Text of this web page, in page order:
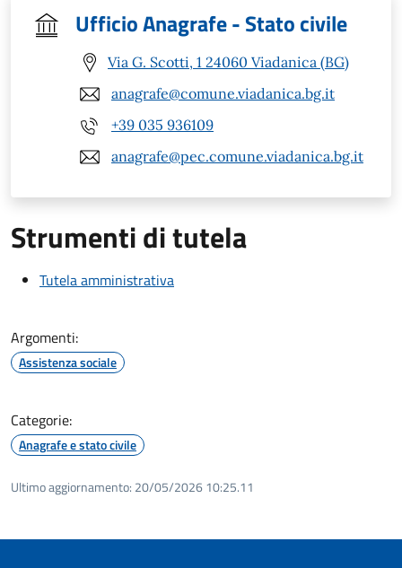
Ufficio Anagrafe - Stato civile
Via G. Scotti, 1 24060 Viadanica (BG)
anagrafe@comune.viadanica.bg.it
+39 035 936109
anagrafe@pec.comune.viadanica.bg.it
Strumenti di tutela
Tutela amministrativa
Argomenti:
Assistenza sociale
Categorie:
Anagrafe e stato civile
Ultimo aggiornamento: 20/05/2026 10:25.11